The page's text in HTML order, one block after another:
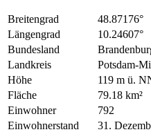
Breitengrad
48.87176°
Längengrad
10.24607°
Bundesland
Landkreis
Potsdam-
Höhe
119 m ü.
Fläche
79.18 km²
Einwohner
792
Einwohnerstand
31.